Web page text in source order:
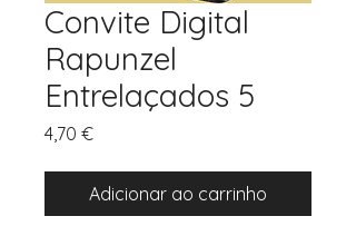
Convite Digital
Rapunzel
Entrelaçados 5
4,70 €Preço
Adicionar ao carrinho